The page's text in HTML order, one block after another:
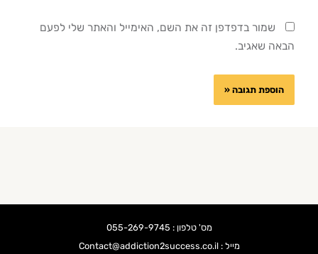
שמור בדפדפן זה את השם, האימייל והאתר שלי לפעם
הבאה שאגיב.
מס' טלפון : 055-269-9745
מייל : Contact@addiction2success.co.il